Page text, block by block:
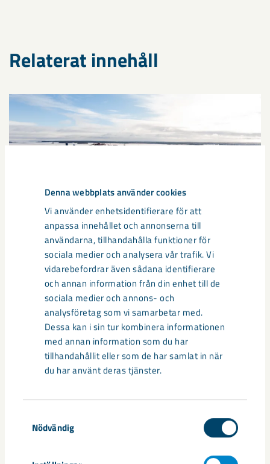
Denna webbplats använder cookies
Vi använder enhetsidentifierare för att
anpassa innehållet och annonserna till
användarna, tillhandahålla funktioner för
sociala medier och analysera vår trafik. Vi
vidarebefordrar även sådana identifierare
och annan information från din enhet till de
sociala medier och annons- och
analysföretag som vi samarbetar med.
Dessa kan i sin tur kombinera informationen
med annan information som du har
tillhandahållit eller som de har samlat in när
du har använt deras tjänster.
Nödvändig
Relaterat innehåll
Framsteg i Luleå för satsningen på
kritiska mineral
Det har gått drygt ett år sedan LKAB tog de första spadtagen
för den planerade industriparken på Svartön i Luleå. ...